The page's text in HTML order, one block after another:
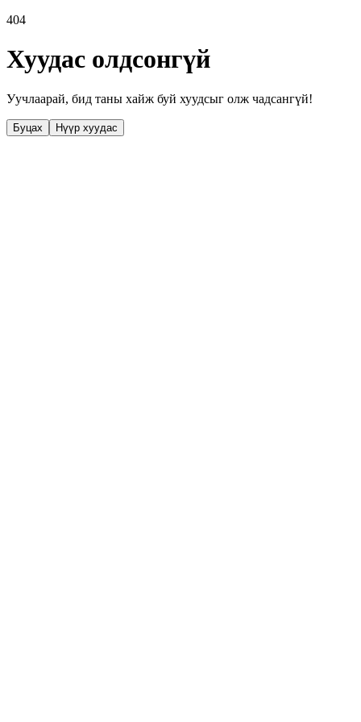
404
Хуудас олдсонгүй
Уучлаарай, бид таны хайж буй хуудсыг олж чадсангүй!
Буцах Нүүр хуудас